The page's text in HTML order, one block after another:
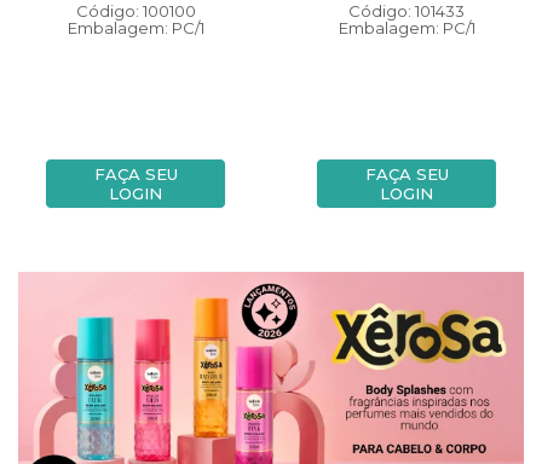
Código: 100100
Embalagem: PC/1
FAÇA SEU
LOGIN
Código: 101433
Embalagem: PC/1
FAÇA SEU
LOGIN